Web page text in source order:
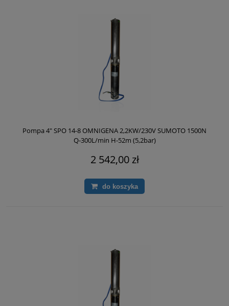
Pompa 4" SPO 14-8 OMNIGENA 2,2KW/230V SUMOTO 1500N
Q-300L/min H-52m (5,2bar)
2 542,00 zł
do koszyka